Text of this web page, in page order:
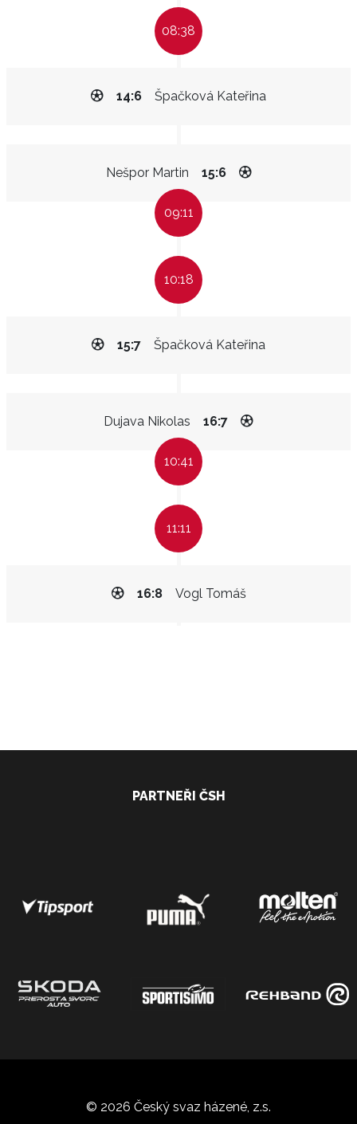
08:38
Špačková Kateřina
14:6
Nešpor Martin 15:6
09:11
10:18
Špačková Kateřina
15:7
Dujava Nikolas 16:7
10:41
11:11
Vogl Tomáš
16:8
PARTNEŘI ČSH
© 2026 Český svaz házené, z.s.